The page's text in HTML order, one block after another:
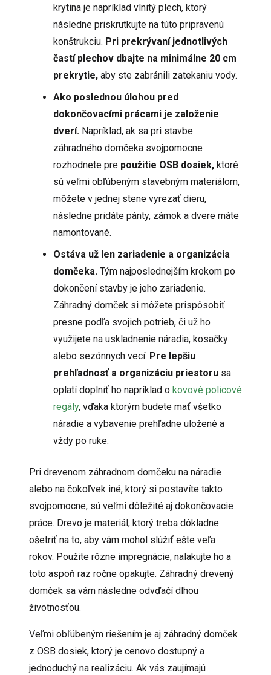
krytina je napríklad vlnitý plech, ktorý
následne priskrutkujte na túto pripravenú
konštrukciu. Pri prekrývaní jednotlivých
častí plechov dbajte na minimálne 20 cm
prekrytie, aby ste zabránili zatekaniu vody.
Ako poslednou úlohou pred
dokončovacími prácami je založenie
dverí. Napríklad, ak sa pri stavbe
záhradného domčeka svojpomocne
rozhodnete pre použitie OSB dosiek, ktoré
sú veľmi obľúbeným stavebným materiálom,
môžete v jednej stene vyrezať dieru,
následne pridáte pánty, zámok a dvere máte
namontované.
Ostáva už len zariadenie a organizácia
domčeka. Tým najposlednejším krokom po
dokončení stavby je jeho zariadenie.
Záhradný domček si môžete prispôsobiť
presne podľa svojich potrieb, či už ho
využijete na uskladnenie náradia, kosačky
alebo sezónnych vecí. Pre lepšiu
prehľadnosť a organizáciu priestoru sa
oplatí doplniť ho napríklad o kovové policové
regály, vďaka ktorým budete mať všetko
náradie a vybavenie prehľadne uložené a
vždy po ruke.
Pri drevenom záhradnom domčeku na náradie
alebo na čokoľvek iné, ktorý si postavíte takto
svojpomocne, sú veľmi dôležité aj dokončovacie
práce. Drevo je materiál, ktorý treba dôkladne
ošetriť na to, aby vám mohol slúžiť ešte veľa
rokov. Použite rôzne impregnácie, nalakujte ho a
toto aspoň raz ročne opakujte. Záhradný drevený
domček sa vám následne odvďačí dlhou
životnosťou.
Veľmi obľúbeným riešením je aj záhradný domček
z OSB dosiek, ktorý je cenovo dostupný a
jednoduchý na realizáciu. Ak vás zaujímajú